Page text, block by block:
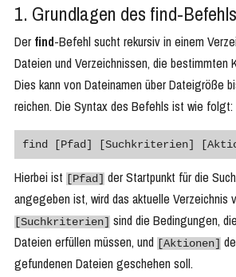
1. Grundlagen des find-Befehls
Der find-Befehl sucht rekursiv in einem
Dateien und Verzeichnissen, die bestimmten
Dies kann von Dateinamen über Dateigröße
reichen. Die Syntax des Befehls ist wie folgt:
find [Pfad] [Suchkriterien]
Hierbei ist [Pfad] der Startpunkt für die
angegeben ist, wird das aktuelle Verzeichnis
[Suchkriterien] sind die Bedingungen,
Dateien erfüllen müssen, und [Aktionen]
gefundenen Dateien geschehen soll.